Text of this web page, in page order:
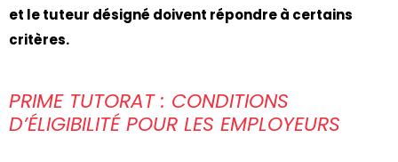
et le tuteur désigné doivent répondre à certains
critères.
PRIME TUTORAT : CONDITIONS
D’ÉLIGIBILITÉ POUR LES EMPLOYEURS